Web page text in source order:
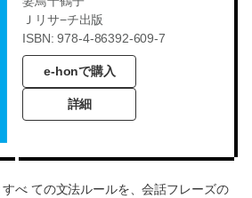
Ｊリサ−チ出版
ISBN: 978-4-86392-609-7
e-honで購入
詳細
べ ての文法ルールを、会話フレーズの